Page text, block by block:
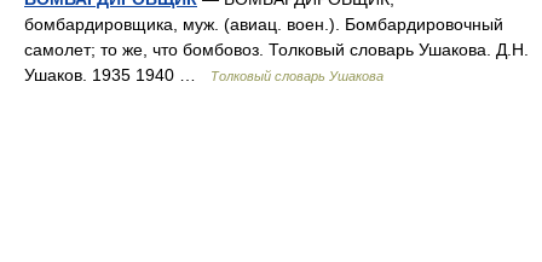
бомбардировщика, муж. (авиац. воен.). Бомбардировочный
самолет; то же, что бомбовоз. Толковый словарь Ушакова. Д.Н.
Ушаков. 1935 1940 …
Толковый словарь Ушакова